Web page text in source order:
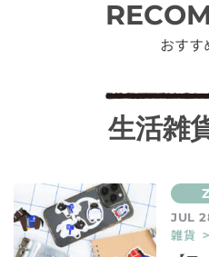
おすす
生活雑
JUL
雑貨